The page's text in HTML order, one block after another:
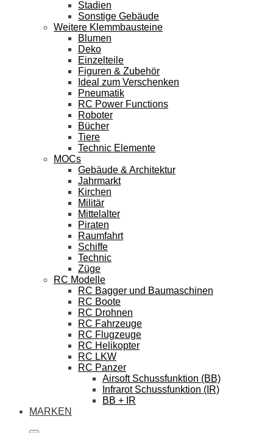
Stadien
Sonstige Gebäude
Weitere Klemmbausteine
Blumen
Deko
Einzelteile
Figuren & Zubehör
Ideal zum Verschenken
Pneumatik
RC Power Functions
Roboter
Bücher
Tiere
Technic Elemente
MOCs
Gebäude & Architektur
Jahrmarkt
Kirchen
Militär
Mittelalter
Piraten
Raumfahrt
Schiffe
Technic
Züge
RC Modelle
RC Bagger und Baumaschinen
RC Boote
RC Drohnen
RC Fahrzeuge
RC Flugzeuge
RC Helikopter
RC LKW
RC Panzer
Airsoft Schussfunktion (BB)
Infrarot Schussfunktion (IR)
BB + IR
MARKEN